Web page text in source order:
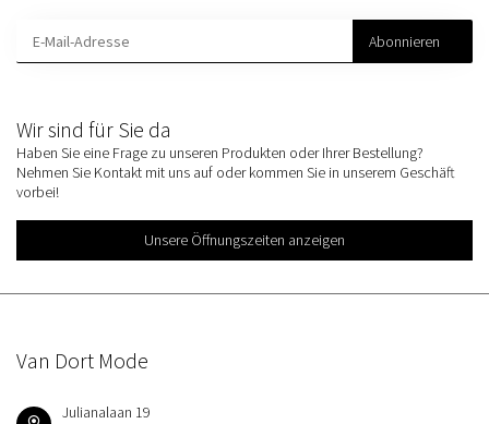
Wir sind für Sie da
Haben Sie eine Frage zu unseren Produkten oder Ihrer Bestellung?
Nehmen Sie Kontakt mit uns auf oder kommen Sie in unserem Geschäft
vorbei!
Unsere Öffnungszeiten anzeigen
Abonnieren
Van Dort Mode
Julianalaan 19